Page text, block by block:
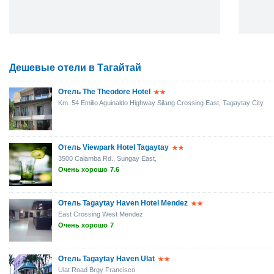
Дешевые отели в Тагайтай
Отель The Theodore Hotel
Km. 54 Emilio Aguinaldo Highway Silang Crossing East, Tagaytay City
Отель Viewpark Hotel Tagaytay
3500 Calamba Rd., Sungay East,
Очень хорошо 7.6
Отель Tagaytay Haven Hotel Mendez
East Crossing West Mendez
Очень хорошо 7
Отель Tagaytay Haven Ulat
Ulat Road Brgy Francisco